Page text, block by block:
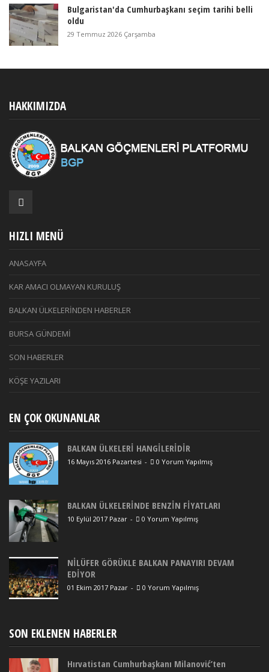
Bulgaristan'da Cumhurbaşkanı seçim tarihi belli
oldu
29 Temmuz 2026 Çarşamba
HAKKIMIZDA
HIZLI MENÜ
ANASAYFA
KAR AMACI OLMAYAN KURULUŞ
BALKAN ÜLKELERİNDEN HABERLER
BURSA GÜNDEMİ
SON HABERLER
KÖŞE YAZILARI
EN ÇOK OKUNANLAR
BALKAN ÜLKELERİ HANGİLERİDİR
16 Mayıs 2016 Pazartesi - 0 Yorum Yapılmış
BALKAN ÜLKELERİNDE BENZİN FİYATLARI
10 Eylül 2017 Pazar - 0 Yorum Yapılmış
NİLÜFER GÖRÜKLE BALKAN PANAYIRI DEVAM
EDİYOR
01 Ekim 2017 Pazar - 0 Yorum Yapılmış
SON EKLENEN HABERLER
Hırvatistan Cumhurbaşkanı Milanović’ten